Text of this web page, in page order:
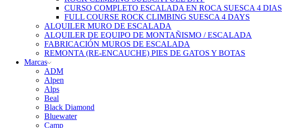
CURSO COMPLETO ESCALADA EN ROCA SUESCA 4 DIAS
FULL COURSE ROCK CLIMBING SUESCA 4 DAYS
ALQUILER MURO DE ESCALADA
ALQUILER DE EQUIPO DE MONTAÑISMO / ESCALADA
FABRICACIÓN MUROS DE ESCALADA
REMONTA (RE-ENCAUCHE) PIES DE GATOS Y BOTAS
Marcas
ADM
Alpen
Alps
Beal
Black Diamond
Bluewater
Camp